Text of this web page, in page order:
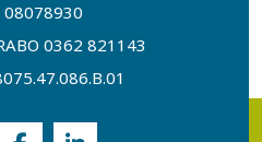
08078930
0362 821143